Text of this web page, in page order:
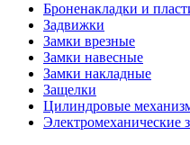
Броненакладки и
Задвижки
Замки врезные
Замки навесные
Замки накладные
Защелки
Цилиндровые
Электромеханические